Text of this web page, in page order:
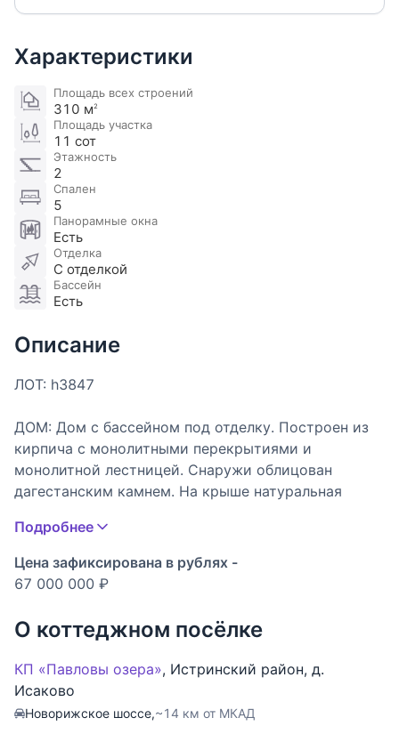
Характеристики
Площадь всех строений
310 м2
Площадь участка
11 сот
Этажность
2
Спален
5
Панорамные окна
Есть
Отделка
С отделкой
Бассейн
Есть
Описание
ЛОТ: h3847
ДОМ: Дом с бассейном под отделку. Построен из
кирпича с монолитными перекрытиями и
монолитной лестницей. Снаружи облицован
дагестанским камнем. На крыше натуральная
м. с бассейном - построен первый этаж с
монолитной чашей 12 х 4 метра, с цокольным
помещением для обслуживания, с котельной и
по проекту запланированы сауна, хамам и зоны
отдыха. Можно использовать как гостевой дом
или помещение персонала. Все центральные
коммуникации заведены. Сделан дренаж. Есть
дизайн проект. Предполагается спальня на первом
этаже для гостей или родителей и 3 - 4 спальни на
Подробнее
Цена зафиксирована в рублях -
67 000 000 ₽
О коттеджном посёлке
КП «Павловы озера», Истринский район, д.
Исаково
Новорижское шоссе,~14 км от МКАД